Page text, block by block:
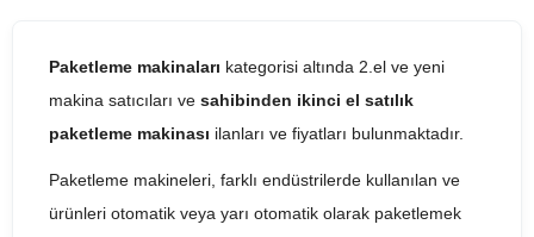
Paketleme makinaları kategorisi altında 2.el ve yeni
makina satıcıları ve sahibinden ikinci el satılık
paketleme makinası ilanları ve fiyatları bulunmaktadır.
Paketleme makineleri, farklı endüstrilerde kullanılan ve
ürünleri otomatik veya yarı otomatik olarak paketlemek